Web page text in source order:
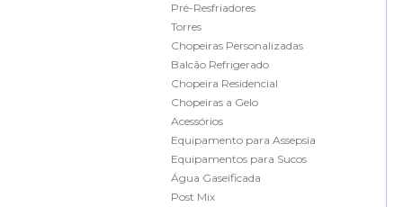
Pré-Resfriadores
Torres
Chopeiras Personalizadas
Balcão Refrigerado
Chopeira Residencial
Chopeiras a Gelo
Acessórios
Equipamento para Assepsia
Equipamentos para Sucos
Água Gaseificada
Post Mix